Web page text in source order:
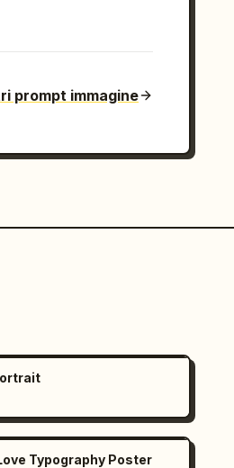
prompt immagine
Typography Poster